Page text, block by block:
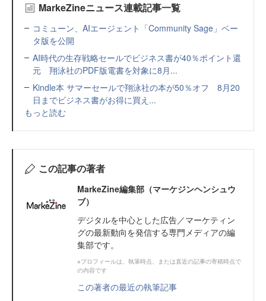
MarkeZineニュース連載記事一覧
コミューン、AIエージェント「Community Sage」ベー
タ版を公開
AI時代の生存戦略セールでビジネス書が40％ポイント還
元 翔泳社のPDF版電書を対象に8月...
Kindle本 サマーセールで翔泳社の本が50％オフ 8月20
日までビジネス書がお得に買え...
もっと読む
この記事の著者
MarkeZine編集部（マーケジンヘンシュウ
ブ）
デジタルを中心とした広告／マーケティン
グの最新動向を発信する専門メディアの編
集部です。
※プロフィールは、執筆時点、または直近の記事の寄稿時点で
の内容です
この著者の最近の執筆記事